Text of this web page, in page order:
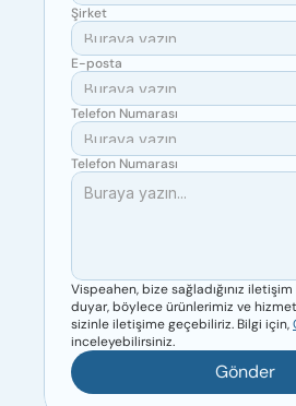
Şirket
E-posta
Telefon Numarası
Telefon Numarası
Vispeahen, bize sağladığınız
duyar, böylece ürünlerimiz ve
sizinle iletişime geçebiliriz. Bilgi için,
inceleyebilirsiniz.
Gönder